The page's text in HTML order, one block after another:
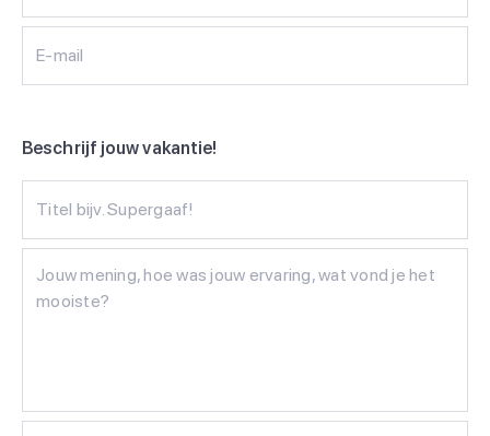
E-mail
Beschrijf jouw vakantie!
Titel bijv. Supergaaf!